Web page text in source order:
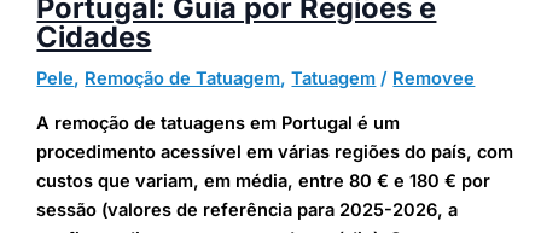
Portugal: Guia por Regiões e
Cidades
Pele, Remoção de Tatuagem,Tatuagem / Removee
A remoção de tatuagens em Portugal é um
procedimento acessível em várias regiões do país, com
custos que variam, em média, entre 80 € e 180 € por
sessão (valores de referência para 2025-2026, a